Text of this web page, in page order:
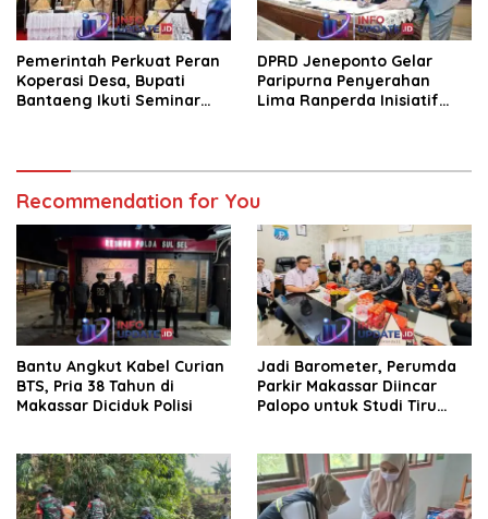
Pemerintah Perkuat Peran
Koperasi Desa, Bupati
Bantaeng Ikuti Seminar
DPRD Jeneponto Gelar
Paripurna Penyerahan
Lima Ranperda Inisiatif
Recommendation for You
Bantu Angkut Kabel Curian
BTS, Pria 38 Tahun di
Makassar Diciduk Polisi
Jadi Barometer, Perumda
Parkir Makassar Diincar
Palopo untuk Studi Tiru